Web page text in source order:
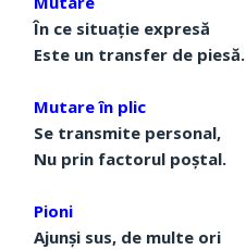
În ce situație expresă
Este un transfer de piesă.
Mutare în plic
Se transmite personal,
Nu prin factorul poștal.
Pioni
Ajunși sus, de multe ori